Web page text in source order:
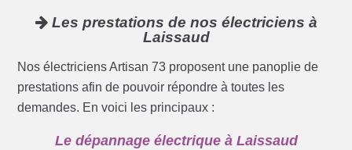
Les prestations de nos électriciens à
Laissaud
Nos électriciens Artisan 73 proposent une panoplie de
prestations afin de pouvoir répondre à toutes les
demandes. En voici les principaux :
Le dépannage électrique à Laissaud